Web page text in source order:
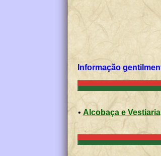
• Alcobaça e Vestiaria